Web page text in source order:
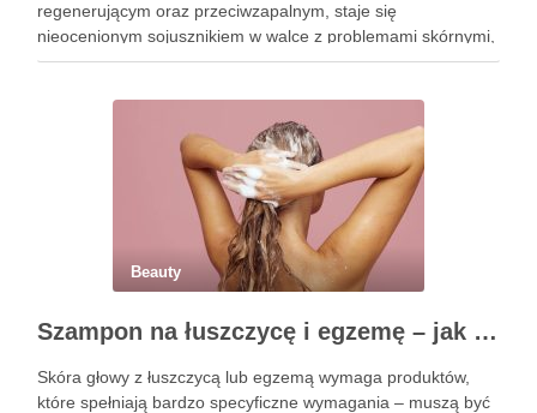
regenerującym oraz przeciwzapalnym, staje się
nieocenionym sojusznikiem w walce z problemami skórnymi,
takimi jak zmarszczki, trądzik czy podrażnienia. Jej działanie
Beauty
Szampon na łuszczycę i egzemę – jak świadomie dobierać produkty przy wrażliwej skórze głowy?
Skóra głowy z łuszczycą lub egzemą wymaga produktów,
które spełniają bardzo specyficzne wymagania – muszą być